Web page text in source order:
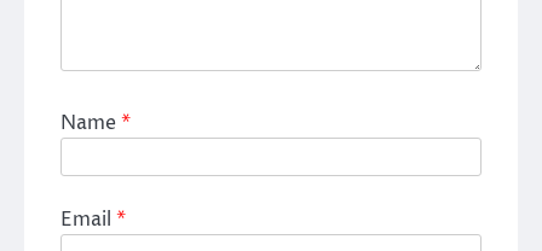
Name*
Email *